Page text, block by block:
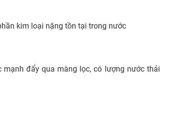
kim loại nặng tồn tại trong nước
đẩy qua màng lọc, có lượng nước thải